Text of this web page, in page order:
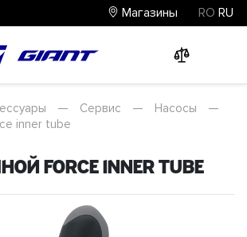
Магазины RO RU
— Сервис — Насосы
—
inner tube
Force inner tube